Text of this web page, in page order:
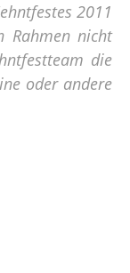
2011
Rahmen nicht
die
oder andere